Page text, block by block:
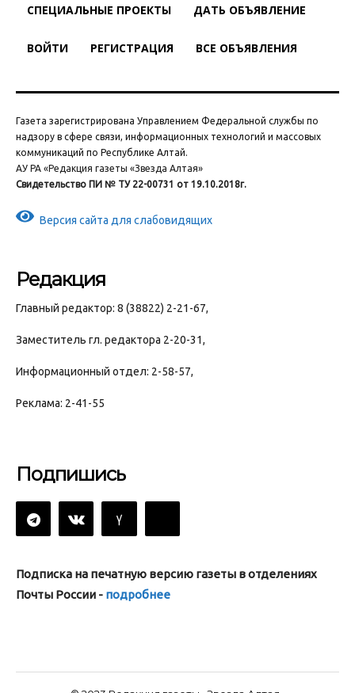
СПЕЦИАЛЬНЫЕ ПРОЕКТЫ ДАТЬ ОБЪЯВЛЕНИЕ
ВОЙТИ РЕГИСТРАЦИЯ ВСЕ ОБЪЯВЛЕНИЯ
Газета зарегистрирована Управлением Федеральной службы по
надзору в сфере связи, информационных технологий и массовых
коммуникаций по Республике Алтай.
АУ РА «Редакция газеты «Звезда Алтая»
Свидетельство ПИ № ТУ 22-00731 от 19.10.2018г.
Версия сайта для слабовидящих
Редакция
Главный редактор: 8 (38822) 2-21-67,
Заместитель гл. редактора 2-20-31,
Информационный отдел: 2-58-57,
Реклама: 2-41-55
Подпишись
Подписка на печатную версию газеты в отделениях
Почты России - подробнее